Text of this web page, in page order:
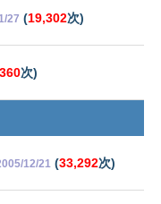
27 (19,302次)
次)
12/21 (33,292次)